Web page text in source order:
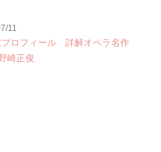
11
プロフィール 詳解オペラ名作
崎正俊